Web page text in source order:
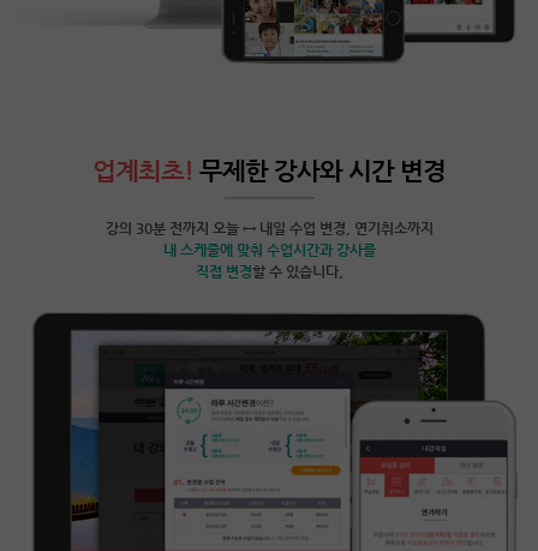
업계최초! 무제한 강사와 시간 변경
강의 30분 전까지 오늘 ↔ 내일 수업 변경, 연기취소까지
내 스케줄에 맞춰 수업시간과 강사를
직접 변경할 수 있습니다.